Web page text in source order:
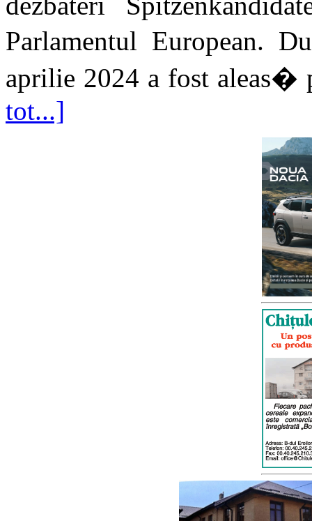
Parlamentul European.
aprilie 2024 a fost aleas�
tot...]